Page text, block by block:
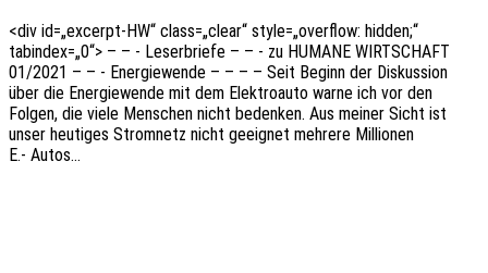
<div id=„excerpt-HW“ class=„clear“ style=„overflow: hidden;“
tabindex=„0“> – – - Leser­brie­fe – – - zu HUMANE WIRTSCHAFT
01/2021 – – - Ener­gie­wen­de – – – – Seit Beginn der Diskus­si­on
über die Ener­gie­wen­de mit dem Elek­tro­au­to warne ich vor den
Folgen, die viele Menschen nicht beden­ken. Aus meiner Sicht ist
unser heuti­ges Strom­netz nicht geeig­net mehre­re Millio­nen
E.- Autos…